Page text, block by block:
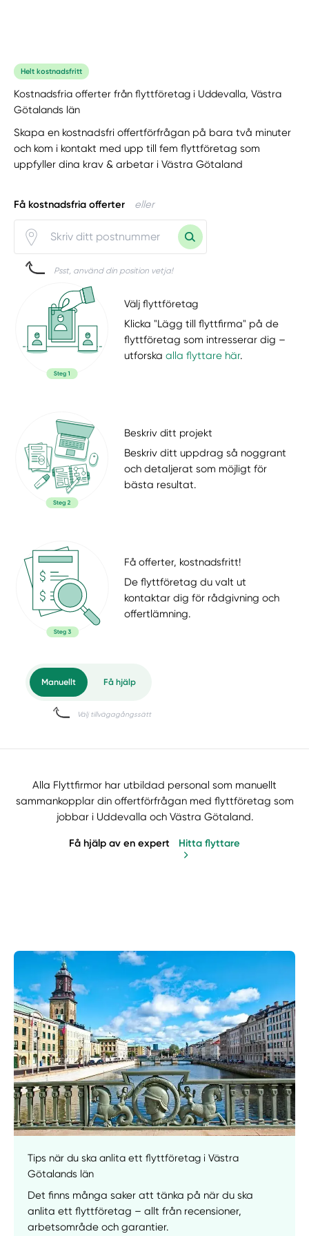
Helt kostnadsfritt
Kostnadsfria offerter från flyttföretag i Uddevalla, Västra
Götalands län
Skapa en kostnadsfri offertförfrågan på bara två minuter
och kom i kontakt med upp till fem flyttföretag som
uppfyller dina krav & arbetar i Västra Götaland
Få kostnadsfria offerter eller
Psst, använd din position vetja!
Välj flyttföretag
Klicka "Lägg till flyttfirma" på de
flyttföretag som intresserar dig –
utforskaalla flyttare här.
Beskriv ditt projekt
Beskriv ditt uppdrag så noggrant
och detaljerat som möjligt för
bästa resultat.
Få offerter, kostnadsfritt!
De flyttföretag du valt ut
kontaktar dig för rådgivning och
offertlämning.
Manuellt Få hjälp
Välj tillvägagångssätt
Alla Flyttfirmor har utbildad personal som manuellt
sammankopplar din offertförfrågan med flyttföretag som
jobbar i Uddevalla och Västra Götaland.
Få hjälp av en expert Hitta flyttare
Tips när du ska anlita ett flyttföretag i Västra
Götalands län
Det finns många saker att tänka på när du ska
anlita ett flyttföretag – allt från recensioner,
arbetsområde och garantier.